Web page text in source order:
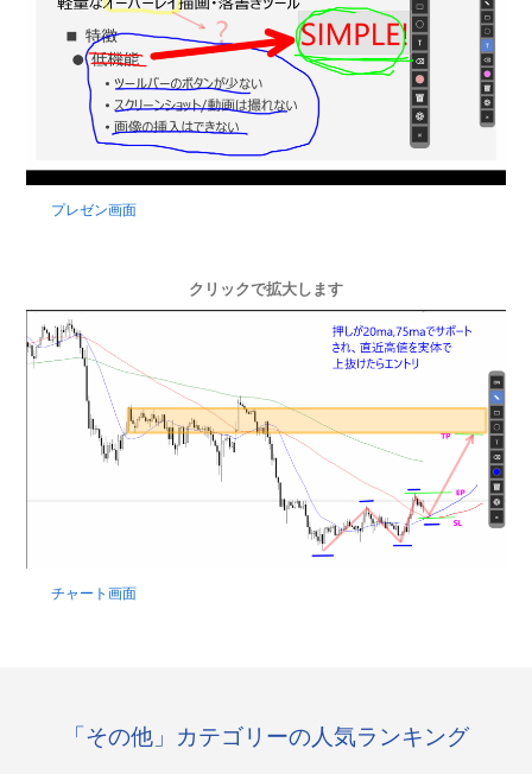
プレゼン画面
クリックで拡大します
チャート画面
「その他」カテゴリーの人気ランキング